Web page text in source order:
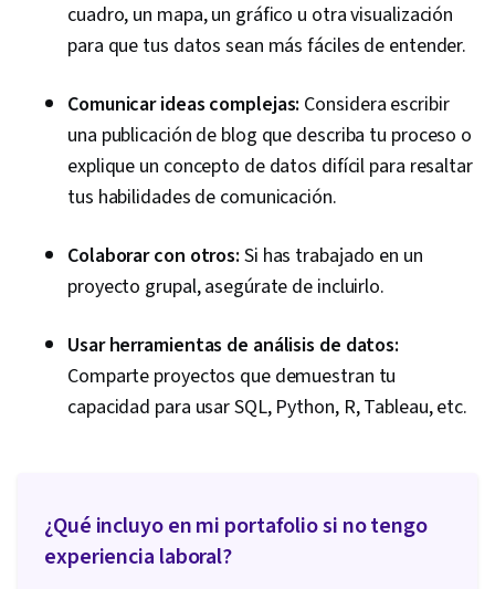
cuadro, un mapa, un gráfico u otra visualización
para que tus datos sean más fáciles de entender.
Comunicar ideas complejas: Considera escribir
una publicación de blog que describa tu proceso o
explique un concepto de datos difícil para resaltar
tus habilidades de comunicación.
Colaborar con otros: Si has trabajado en un
proyecto grupal, asegúrate de incluirlo.
Usar herramientas de análisis de datos:
Comparte proyectos que demuestran tu
capacidad para usar SQL, Python, R, Tableau, etc.
¿Qué incluyo en mi portafolio si no tengo
experiencia laboral?